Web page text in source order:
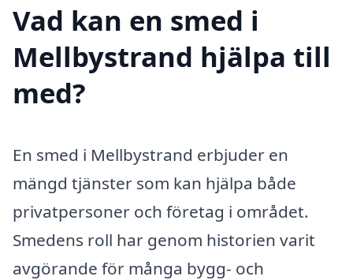
Vad kan en smed i
Mellbystrand hjälpa till
med?
En smed i Mellbystrand erbjuder en
mängd tjänster som kan hjälpa både
privatpersoner och företag i området.
Smedens roll har genom historien varit
avgörande för många bygg- och